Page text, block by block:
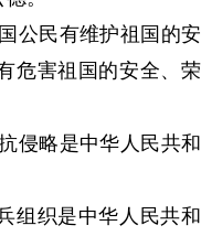
民有维护祖国的安
危害祖国的安全、荣
略是中华人民共和
织是中华人民共和